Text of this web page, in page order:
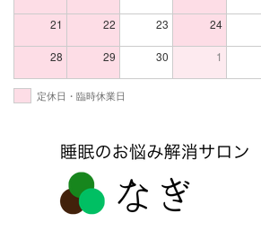
21 22 23 24
28 29 30 1
定休日・臨時休業日